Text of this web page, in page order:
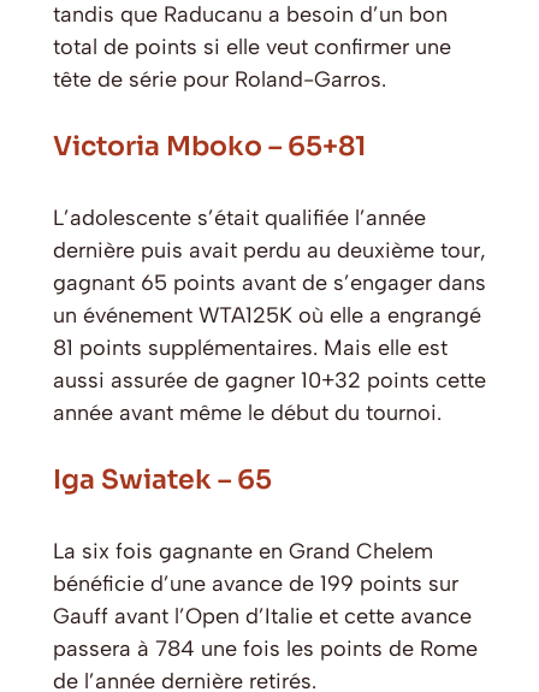
tandis que Raducanu a besoin d’un bon
total de points si elle veut confirmer une
tête de série pour Roland-Garros.
Victoria Mboko – 65+81
L’adolescente s’était qualifiée l’année
dernière puis avait perdu au deuxième tour,
gagnant 65 points avant de s’engager dans
un événement WTA125K où elle a engrangé
81 points supplémentaires. Mais elle est
aussi assurée de gagner 10+32 points cette
année avant même le début du tournoi.
Iga Swiatek – 65
La six fois gagnante en Grand Chelem
bénéficie d’une avance de 199 points sur
Gauff avant l’Open d’Italie et cette avance
passera à 784 une fois les points de Rome
de l’année dernière retirés.